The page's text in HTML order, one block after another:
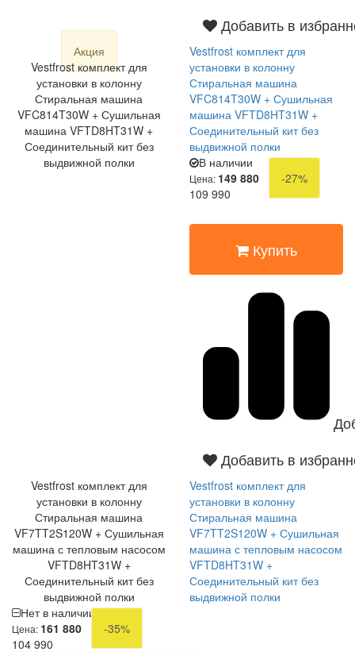
Добавить в
Акция
Vestfrost комплект для
установки в колонну
Стиральная машина
VFC814T30W + Сушильная
машина VFTD8HT31W +
Соединительный кит без
выдвижной полки
Vestfrost комплект для
установки в колонну
Стиральная машина
VFC814T30W + Сушильная
машина VFTD8HT31W +
Соединительный кит без
выдвижной полки
В наличии
Цена: 149 880
-27%
109 990
Купить
Добавить в
Vestfrost комплект для
установки в колонну
Стиральная машина
VF7TT2S120W + Сушильная
машина с тепловым насосом
VFTD8HT31W +
Соединительный кит без
выдвижной полки
Vestfrost комплект для
установки в колонну
Стиральная машина
VF7TT2S120W + Сушильная
машина с тепловым насосом
VFTD8HT31W +
Соединительный кит без
выдвижной полки
Нет в наличии
Цена: 161 880
-35%
104 990